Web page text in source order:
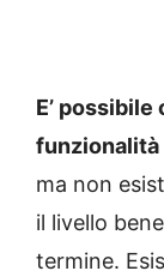
E’
funzionalità
ma non
il livello
termine.